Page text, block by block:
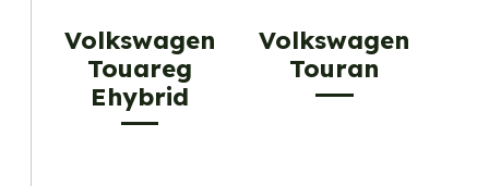
Volkswagen
Touareg
Ehybrid
Volkswagen
Touran